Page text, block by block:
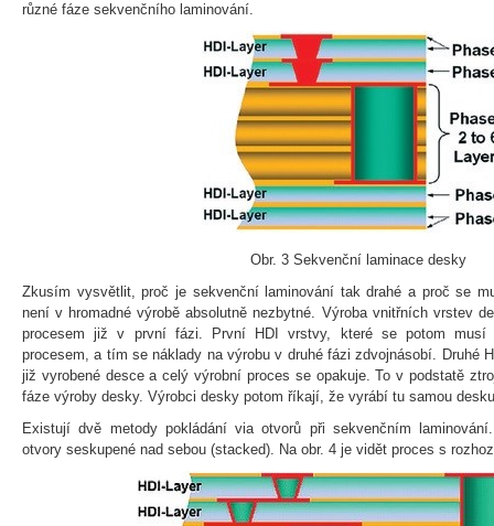
různé fáze sekvenčního laminování.
Obr. 3 Sekvenční laminace desky
Zkusím vysvětlit, proč je sekvenční laminování tak drahé a proč se
není v hromadné výrobě absolutně nezbytné. Výroba vnitřních vrstev
procesem již v první fázi. První HDI vrstvy, které se potom musí
procesem, a tím se náklady na výrobu v druhé fázi zdvojnásobí. Druhé
již vyrobené desce a celý výrobní proces se opakuje. To v podstatě
fáze výroby desky. Výrobci desky potom říkají, že vyrábí tu samou
Existují dvě metody pokládání via otvorů při sekvenčním
otvory seskupené nad sebou (stacked). Na obr. 4 je vidět proces s